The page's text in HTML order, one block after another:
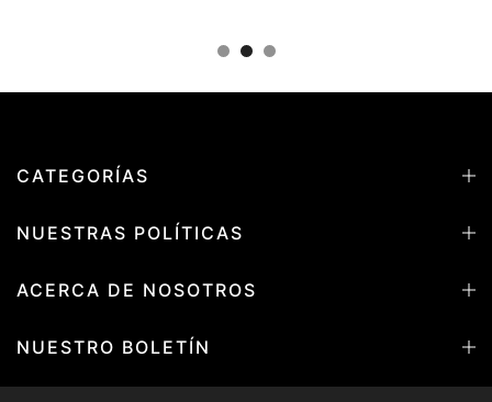
CATEGORÍAS
NUESTRAS POLÍTICAS
ACERCA DE NOSOTROS
NUESTRO BOLETÍN